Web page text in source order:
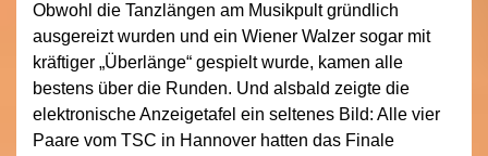
Obwohl die Tanzlängen am Musikpult gründlich
ausgereizt wurden und ein Wiener Walzer sogar mit
kräftiger „Überlänge“ gespielt wurde, kamen alle
bestens über die Runden. Und alsbald zeigte die
elektronische Anzeigetafel ein seltenes Bild: Alle vier
Paare vom TSC in Hannover hatten das Finale